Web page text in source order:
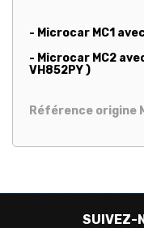
- Microcar MC1
- Microcar MC2
VH852PY )
Référence origine
SUIVEZ-